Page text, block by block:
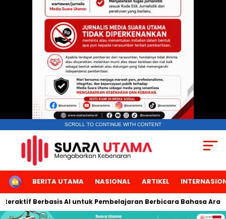
SCROLL TO CONTINUE WITH CONTENT
HOMEBERITA UTAMA NASIONAL ARTIKEL
Berbasis AI untuk Pembelajaran Berbicara Bahasa Arab